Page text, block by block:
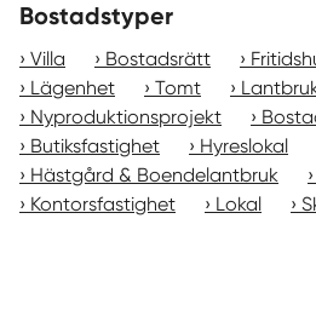
Bostadstyper
Villa Bostadsrätt
Lägenhet
Tomt
Nyproduktionsprojekt
Butiksfastighet
Hyreslokal
Hästgård & Boendelantbruk
Kontorsfastighet
Lokal